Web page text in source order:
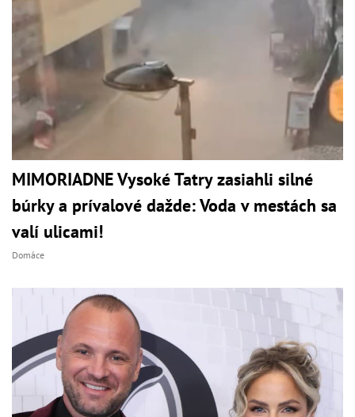
MIMORIADNE Vysoké Tatry zasiahli silné
búrky a prívalové dažde: Voda v mestách sa
valí ulicami!
Domáce